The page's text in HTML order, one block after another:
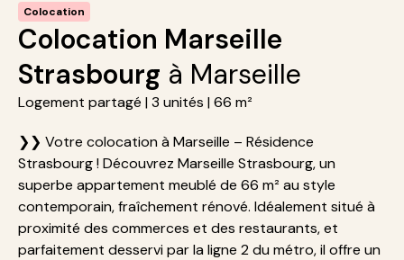
Colocation
Colocation Marseille
Strasbourg à Marseille
Logement partagé | 3 unités | 66 m²
❯❯ Votre colocation à Marseille – Résidence
Strasbourg ! Découvrez Marseille Strasbourg, un
superbe appartement meublé de 66 m² au style
contemporain, fraîchement rénové. Idéalement situé à
proximité des commerces et des restaurants, et
parfaitement desservi par la ligne 2 du métro, il offre un